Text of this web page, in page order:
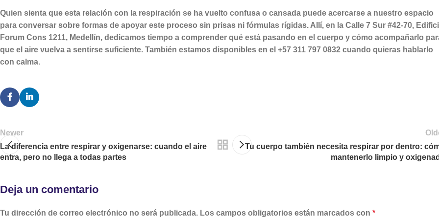
Quien sienta que esta relación con la respiración se ha vuelto confusa o cansada puede acercarse a nuestro espacio
para conversar sobre formas de apoyar este proceso sin prisas ni fórmulas rígidas. Allí, en la Calle 7 Sur #42-70,
Forum Cons 1211, Medellín, dedicamos tiempo a comprender qué está pasando en el cuerpo y cómo acompañarlo
que el aire vuelva a sentirse suficiente. También estamos disponibles en el +57 311 797 0832 cuando quieras hablarlo
con calma.
Newer
La diferencia entre respirar y oxigenarse: cuando el aire
entra, pero no llega a todas partes
Tu cuerpo también necesita respirar por dentro:
mantenerlo limpio y
Deja un comentario
Tu dirección de correo electrónico no será publicada. Los campos obligatorios están marcados con *